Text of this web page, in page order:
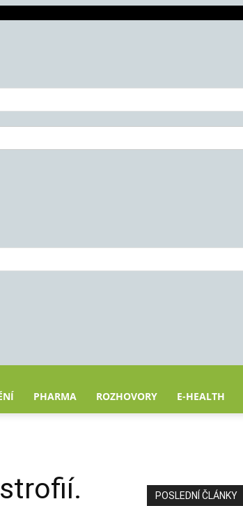
PHARMA ROZHOVORY E-HEALTH
POSLEDNÍ ČLÁNKY